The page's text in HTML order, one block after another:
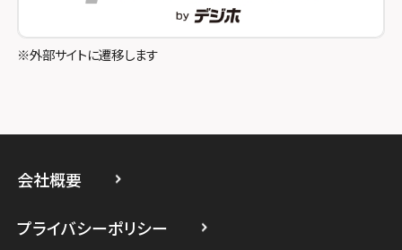
スマホスピタル立川
スマホスピタル たまプラーザ駅前
※外部サイトに遷移します
会社概要
プライバシーポリシー